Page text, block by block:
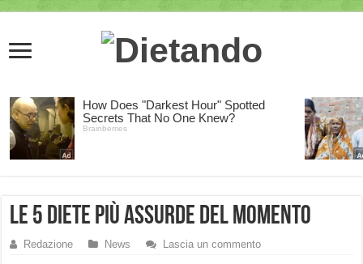
Le 5 diete più assurde del momento
Redazione News Lascia un commento